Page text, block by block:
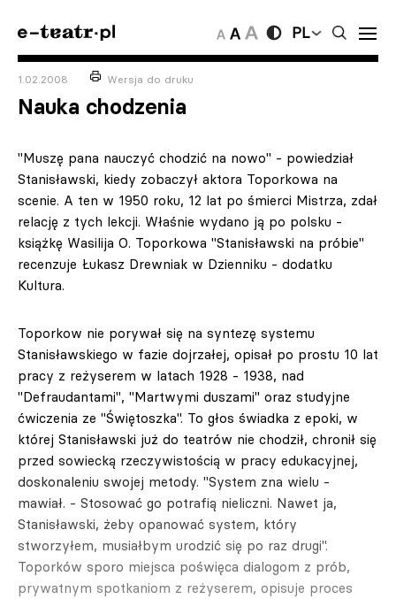
PL
1.02.2008 Wersja do druku
Nauka chodzenia
"Muszę pana nauczyć chodzić na nowo" - powiedział
Stanisławski, kiedy zobaczył aktora Toporkowa na
scenie. A ten w 1950 roku, 12 lat po śmierci Mistrza, zdał
relację z tych lekcji. Właśnie wydano ją po polsku -
książkę Wasilija O. Toporkowa "Stanisławski na próbie"
recenzuje Łukasz Drewniak w Dzienniku - dodatku
Kultura.
Toporkow nie porywał się na syntezę systemu
Stanisławskiego w fazie dojrzałej, opisał po prostu 10 lat
pracy z reżyserem w latach 1928 - 1938, nad
"Defraudantami", "Martwymi duszami" oraz studyjne
ćwiczenia ze "Świętoszka". To głos świadka z epoki, w
której Stanisławski już do teatrów nie chodził, chronił się
przed sowiecką rzeczywistością w pracy edukacyjnej,
doskonaleniu swojej metody. "System zna wielu -
mawiał. - Stosować go potrafią nieliczni. Nawet ja,
Stanisławski, żeby opanować system, który
stworzyłem, musiałbym urodzić się po raz drugi".
Toporków sporo miejsca poświęca dialogom z prób,
prywatnym spotkaniom z reżyserem, opisuje proces